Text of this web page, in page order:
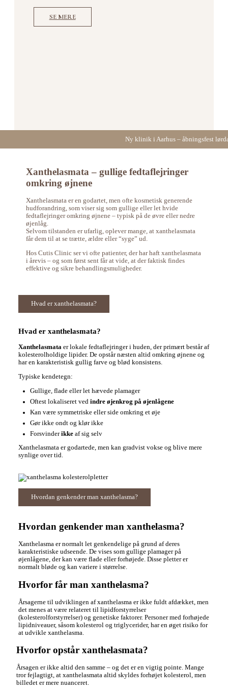
SE MERE
Ny klinik i Aarhus – åbningsfest
Xanthelasmata – gullige fedtaflejringer
omkring øjnene
Xanthelasmata er en godartet, men ofte kosmetisk generende
hudforandring, som viser sig som gullige eller let hvide
fedtaflejringer omkring øjnene – typisk på de øvre eller nedre
øjenlåg.
Selvom tilstanden er ufarlig, oplever mange, at xanthelasmata
får dem til at se trætte, ældre eller “syge” ud.
Hos Cutis Clinic ser vi ofte patienter, der har haft xanthelasmata
i årevis – og som først sent får at vide, at der faktisk findes
effektive og sikre behandlingsmuligheder.
Hvad er xanthelasmata?
Hvad er xanthelasmata?
Xanthelasmataer lokale fedtaflejringer i huden, der primært består af
kolesterolholdige lipider. De opstår næsten altid omkring øjnene og
har en karakteristisk gullig farve og blød konsistens.
Typiske kendetegn:
Gullige, flade eller let hævede plamager
Oftest lokaliseret ved indre øjenkrog på øjenlågene
Kan være symmetriske eller side omkring et øje
Gør ikke ondt og klør ikke
Forsvinderikkeaf sig selv
Xanthelasmata er godartede, men kan gradvist vokse og blive mere
synlige over tid.
Hvordan genkender man xanthelasma?
Hvordan genkender man xanthelasma?
Xanthelasma er normalt let genkendelige på grund af deres
karakteristiske udseende. De vises som gullige plamager på
øjenlågene, der kan være flade eller forhøjede. Disse pletter er
normalt bløde og kan variere i størrelse.
Hvorfor får man xanthelasma?
Årsagerne til udviklingen af xanthelasma er ikke fuldt afdækket, men
det menes at være relateret til lipidforstyrrelser
(kolesterolforstyrrelser) og genetiske faktorer. Personer med forhøjede
lipidniveauer, såsom kolesterol og triglycerider, har en øget risiko for
at udvikle xanthelasma.
Hvorfor opstår xanthelasmata?
Årsagen er ikke altid den samme – og det er en vigtig pointe. Mange
tror fejlagtigt, at xanthelasmata altid skyldes forhøjet kolesterol, men
billedet er mere nuanceret.